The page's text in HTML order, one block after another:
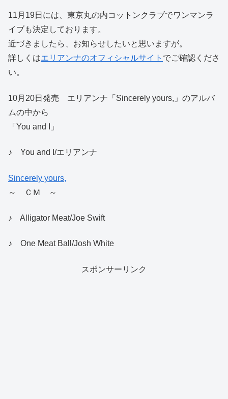
11月19日には、東京丸の内コットンクラブでワンマンラ
イブも決定しております。
近づきましたら、お知らせしたいと思いますが。
詳しくはエリアンナのオフィシャルサイト でご確認くださ
い。
10月20日発売 エリアンナ「Sincerely yours,」のアルバ
ムの中から
「You and I」
♪ You and I/エリアンナ
Sincerely yours,
～ ＣＭ ～
♪ Alligator Meat/Joe Swift
♪ One Meat Ball/Josh White
スポンサーリンク